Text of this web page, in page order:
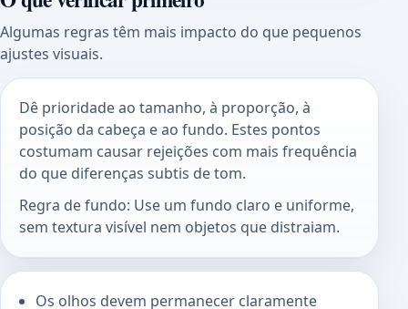
Algumas regras têm mais impacto do que pequenos
ajustes visuais.
Dê prioridade ao tamanho, à proporção, à
posição da cabeça e ao fundo. Estes pontos
costumam causar rejeições com mais frequência
do que diferenças subtis de tom.
Regra de fundo: Use um fundo claro e uniforme,
sem textura visível nem objetos que distraiam.
Os olhos devem permanecer claramente